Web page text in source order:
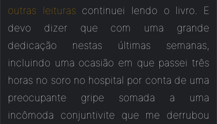
outras leituras continuei lendo o livro. E
devo dizer que com uma grande
dedicação nestas últimas semanas,
incluindo uma ocasião em que passei três
horas no soro no hospital por conta de uma
preocupante gripe somada a uma
incômoda conjuntivite que me derrubou